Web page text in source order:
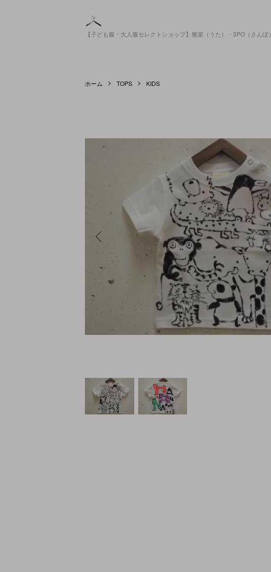
【子ども服・大人服セレクトショップ】雅楽（うた）・3PO（さんぽ）
ホーム TOPS KIDS